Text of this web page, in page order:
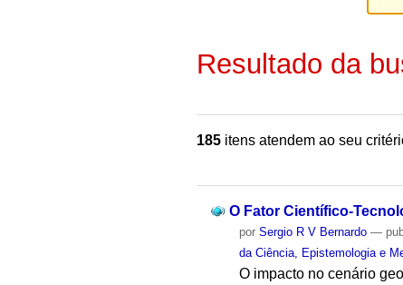
Resultado da
185 itens atendem ao seu
O Fator Científico-
porSergio R V Bernardo —
da Ciência, Epistemologia e
O impacto no cenário